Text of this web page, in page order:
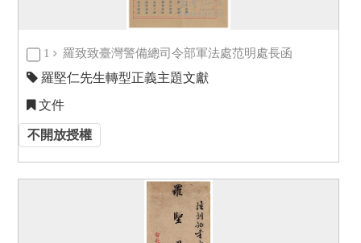
1 羅致致臺灣警備總司令部軍法處范明處長函
羅堅仁先生轉型正義主題文獻
文件
不開放授權